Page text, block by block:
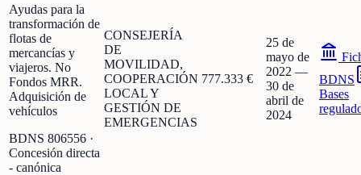
Ayudas para la
transformación de
flotas de
mercancías y
viajeros. No
Fondos MRR.
Adquisición de
vehículos
BDNS 806556 ·
Concesión directa
- canónica
CONSEJERÍA
DE
MOVILIDAD,
COOPERACIÓN
LOCAL Y
GESTIÓN DE
EMERGENCIAS
777.333 €
25 de
mayo de
2022 —
30 de
abril de
2024
BDNS
Bases